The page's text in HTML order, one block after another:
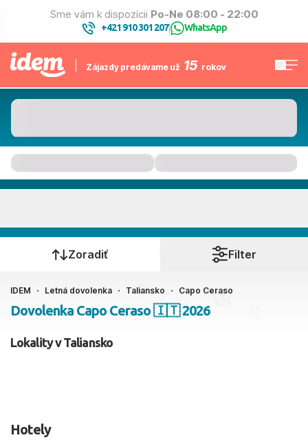
Sme vám k dispozícii Po-Ne 08:00 - 22:00
+421 910 301 207| WhatsApp
Zájazdy predávame už 15 rokov
Kedy cestujete?
Ako cestujete?
2 dospelí, 0 deti
Zoradiť Filter
IDEM Letná dovolenka Taliansko Capo Ceraso
Dovolenka Capo Ceraso 🇮🇹 2026
Lokality v Taliansko
Hotely